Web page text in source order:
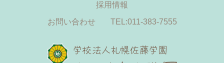
採用情報
お問い合わせ
TEL:011-383-7555